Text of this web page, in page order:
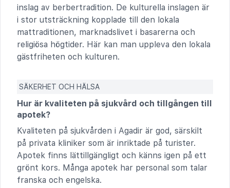
inslag av berbertradition. De kulturella inslagen är
i stor utsträckning kopplade till den lokala
mattraditionen, marknadslivet i basarerna och
religiösa högtider. Här kan man uppleva den lokala
gästfriheten och kulturen.
SÄKERHET OCH HÄLSA
Hur är kvaliteten på sjukvård och tillgången till
apotek?
Kvaliteten på sjukvården i Agadir är god, särskilt
på privata kliniker som är inriktade på turister.
Apotek finns lättillgängligt och känns igen på ett
grönt kors. Många apotek har personal som talar
franska och engelska.